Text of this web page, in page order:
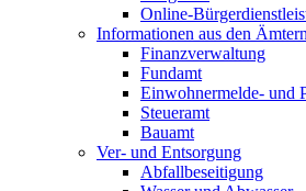
Online-
Informationen aus den Ämtern
Finanzverwaltung
Fundamt
Einwohnermelde- und
Steueramt
Bauamt
Ver- und Entsorgung
Abfallbeseitigung